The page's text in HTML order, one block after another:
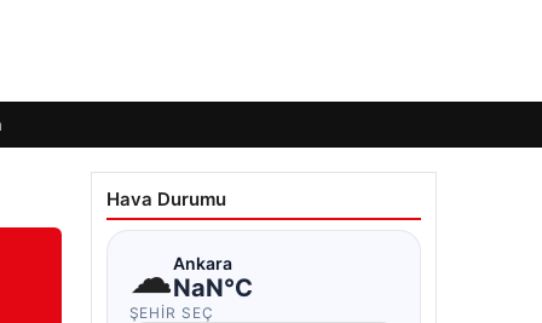
Hava Durumu
☁Ankara
NaN°C
ŞEHIR SEÇ